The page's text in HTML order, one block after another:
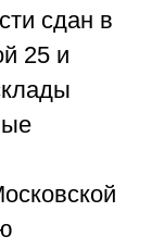
сдан в
25 и